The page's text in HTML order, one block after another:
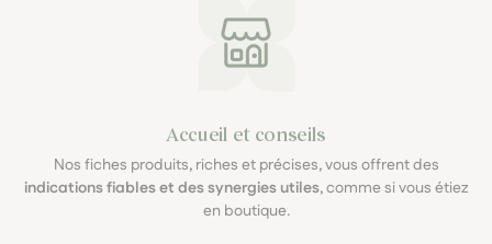
Accueil et conseils
Nos fiches produits, riches et précises, vous offrent des
indications fiables et des synergies utiles, comme si vous étiez
en boutique.